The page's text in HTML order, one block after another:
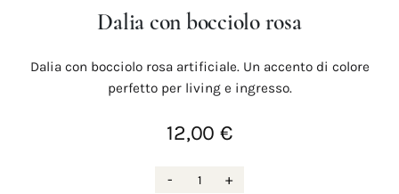
Dalia con bocciolo rosa
Dalia con bocciolo rosa artificiale. Un accento di colore
perfetto per living e ingresso.
12,00 €
- +